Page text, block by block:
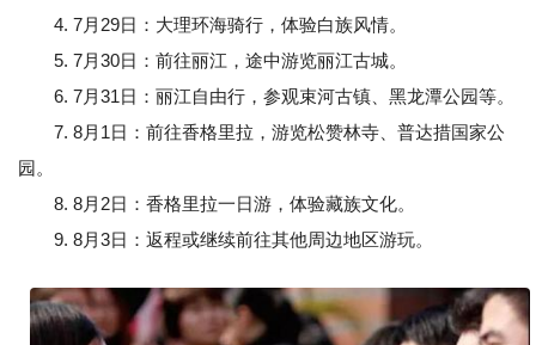
4. 7月29日：大理环海骑行，体验白族风情。
5. 7月30日：前往丽江，途中游览丽江古城。
6. 7月31日：丽江自由行，参观束河古镇、黑龙潭公园等。
7. 8月1日：前往香格里拉，游览松赞林寺、普达措国家公
园。
8. 8月2日：香格里拉一日游，体验藏族文化。
9. 8月3日：返程或继续前往其他周边地区游玩。